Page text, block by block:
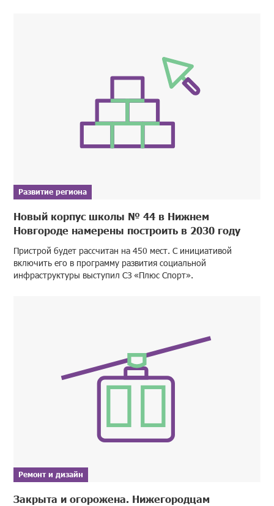
Развитие региона
Новый корпус школы № 44 в Нижнем
Новгороде намерены построить в 2030 году
Пристрой будет рассчитан на 450 мест. С инициативой
включить его в программу развития социальной
инфраструктуры выступил СЗ «Плюс Спорт».
Ремонт и дизайн
Закрыта и огорожена. Нижегородцам